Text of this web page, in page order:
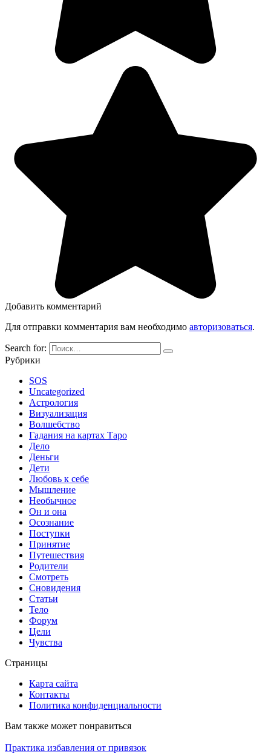
Добавить комментарий
Для отправки комментария вам необходимо авторизоваться.
Search for:
Рубрики
SOS
Uncategorized
Астрология
Визуализация
Волшебство
Гадания на картах Таро
Дело
Деньги
Дети
Любовь к себе
Мышление
Необычное
Он и она
Осознание
Поступки
Принятие
Путешествия
Родители
Смотреть
Сновидения
Статьи
Тело
Форум
Цели
Чувства
Страницы
Карта сайта
Контакты
Политика конфиденциальности
Вам также может понравиться
Практика избавления от привязок